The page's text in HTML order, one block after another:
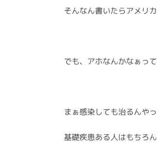
そんなん書いたらアメリ
でも、アホなんかなぁっ
まぁ感染しても治るんや
基礎疾患ある人はもちろ